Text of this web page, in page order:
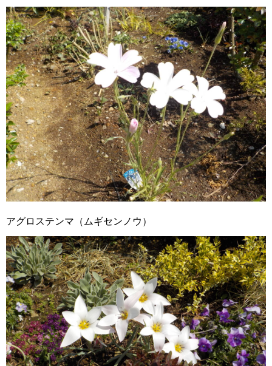
アグロステンマ（ムギセンノウ）